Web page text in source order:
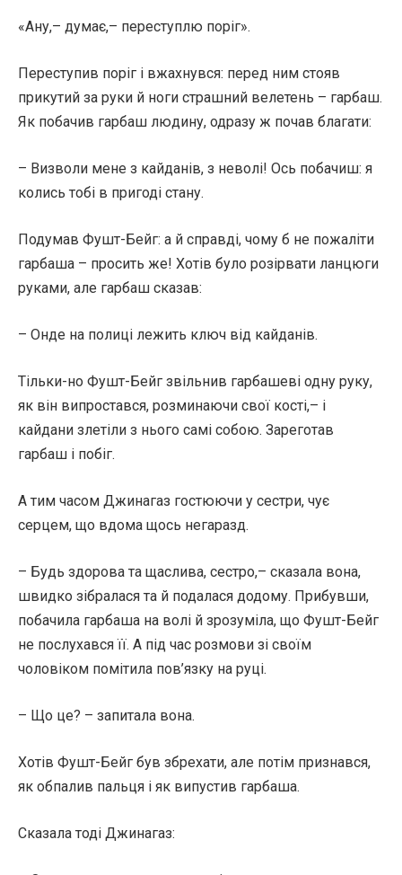
«Ану,– думає,– переступлю поріг».
Переступив поріг і вжахнувся: перед ним стояв
прикутий за руки й ноги страшний велетень – гарбаш.
Як побачив гарбаш людину, одразу ж почав благати:
– Визволи мене з кайданів, з неволі! Ось побачиш: я
колись тобі в пригоді стану.
Подумав Фушт-Бейг: а й справді, чому б не пожаліти
гарбаша – просить же! Хотів було розірвати ланцюги
руками, але гарбаш сказав:
– Онде на полиці лежить ключ від кайданів.
Тільки-но Фушт-Бейг звільнив гарбашеві одну руку,
як він випростався, розминаючи свої кості,– і
кайдани злетіли з нього самі собою. Зареготав
гарбаш і побіг.
А тим часом Джинагаз гостюючи у сестри, чує
серцем, що вдома щось негаразд.
– Будь здорова та щаслива, сестро,– сказала вона,
швидко зібралася та й подалася додому. Прибувши,
побачила гарбаша на волі й зрозуміла, що Фушт-Бейг
не послухався її. А під час розмови зі своїм
чоловіком помітила пов’язку на руці.
– Що це? – запитала вона.
Хотів Фушт-Бейг був збрехати, але потім признався,
як обпалив пальця і як випустив гарбаша.
Сказала тоді Джинагаз: